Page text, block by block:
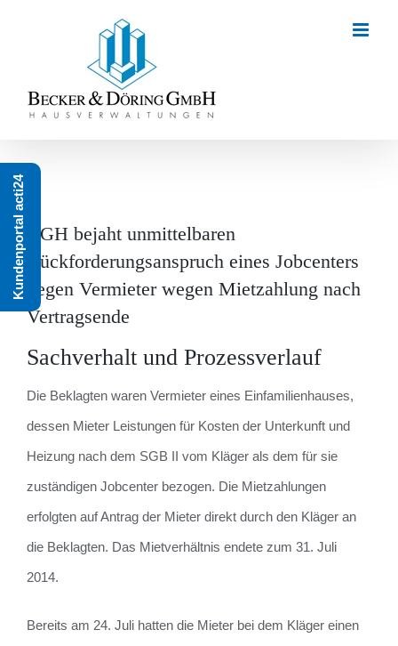
BGH bejaht unmittelbaren
Rückforderungsanspruch eines Jobcenters
gegen Vermieter wegen Mietzahlung nach
Vertragsende
Sachverhalt und Prozessverlauf
Die Beklagten waren Vermieter eines Einfamilienhauses,
dessen Mieter Leistungen für Kosten der Unterkunft und
Heizung nach dem SGB II vom Kläger als dem für sie
zuständigen Jobcenter bezogen. Die Mietzahlungen
erfolgten auf Antrag der Mieter direkt durch den Kläger an
die Beklagten. Das Mietverhältnis endete zum 31. Juli
2014.
Bereits am 24. Juli hatten die Mieter bei dem Kläger einen
Kundenportal acti24